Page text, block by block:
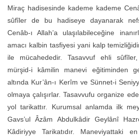
Miraç hadisesinde kademe kademe
sûfîler de bu hadiseye dayanarak
Cenâb-ı Allah’a ulaşılabileceğine
amacı kalbin tasfiyesi yani kalp
ile mücahededir. Tasavvuf ehli
mürşid-i kâmilin manevi eğitiminden
altında Kur’ân-ı Kerîm ve Sünnet-i
olmaya çalışırlar. Tasavvufu organize
yol tarikattır. Kurumsal anlamda ilk
Gavs’ul Âzâm Abdulkâdir Geylânî
Kâdiriyye Tarikatıdır. Maneviyattaki